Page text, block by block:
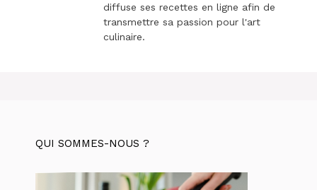
diffuse ses recettes en ligne afin de
transmettre sa passion pour l'art
culinaire.
QUI SOMMES-NOUS ?